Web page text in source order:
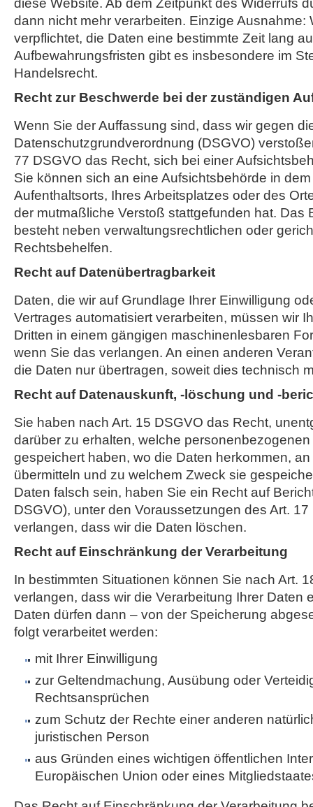
diese Website. Ab dem Zeitpunkt des Widerrufs
dann nicht mehr verarbeiten. Einzige Ausnahme:
verpflichtet, die Daten eine bestimmte Zeit lang
Aufbewahrungsfristen gibt es insbesondere im
Handelsrecht.
Recht zur Beschwerde bei der zuständigen
Wenn Sie der Auffassung sind, dass wir gegen
Datenschutzgrundverordnung (DSGVO)
77 DSGVO das Recht, sich bei einer
Sie können sich an eine Aufsichtsbehörde in
Aufenthaltsorts, Ihres Arbeitsplatzes oder des
der mutmaßliche Verstoß stattgefunden hat. Das
besteht neben verwaltungsrechtlichen oder
Rechtsbehelfen.
Recht auf Datenübertragbarkeit
Daten, die wir auf Grundlage Ihrer Einwilligung
Vertrages automatisiert verarbeiten, müssen wir
Dritten in einem gängigen maschinenlesbaren
wenn Sie das verlangen. An einen anderen
die Daten nur übertragen, soweit dies technisch
Recht auf Datenauskunft, -löschung und -
Sie haben nach Art. 15 DSGVO das Recht,
darüber zu erhalten, welche
gespeichert haben, wo die Daten herkommen,
übermitteln und zu welchem Zweck sie
Daten falsch sein, haben Sie ein Recht auf
DSGVO), unter den Voraussetzungen des Art.
verlangen, dass wir die Daten löschen.
Recht auf Einschränkung der Verarbeitung
In bestimmten Situationen können Sie nach Art.
verlangen, dass wir die Verarbeitung Ihrer Daten
Daten dürfen dann – von der Speicherung
folgt verarbeitet werden:
mit Ihrer Einwilligung
zur Geltendmachung, Ausübung oder
Rechtsansprüchen
zum Schutz der Rechte einer anderen
juristischen Person
aus Gründen eines wichtigen öffentlichen
Europäischen Union oder eines